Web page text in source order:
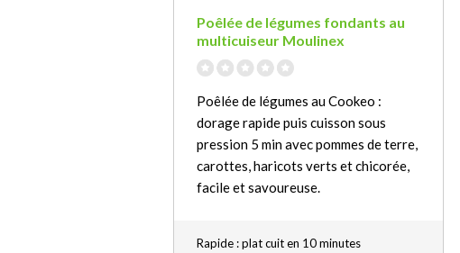
Poêlée de légumes fondants au
multicuiseur Moulinex
Poêlée de légumes au Cookeo :
dorage rapide puis cuisson sous
pression 5 min avec pommes de terre,
carottes, haricots verts et chicorée,
facile et savoureuse.
Rapide : plat cuit en 10 minutes